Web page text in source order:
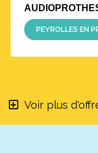
PEYROLLES EN
Voir plus